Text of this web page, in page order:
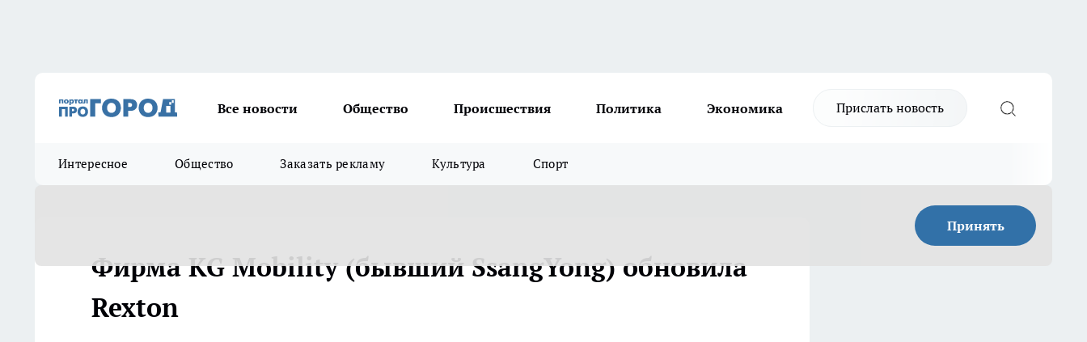
Все новости Общество Происшествия Политика Экономика Прислать новость
Интересное Общество Заказать рекламу Культура Спорт
Принять
Фирма KG Mobility (бывший SsangYong) обновила
Rexton